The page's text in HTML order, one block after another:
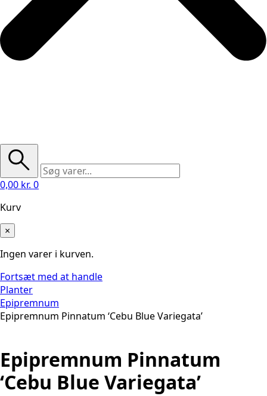
0,00 kr. 0
Kurv
×
Ingen varer i kurven.
Fortsæt med at handle
Planter
Epipremnum
Epipremnum Pinnatum ‘Cebu Blue Variegata’
Epipremnum Pinnatum
‘Cebu Blue Variegata’